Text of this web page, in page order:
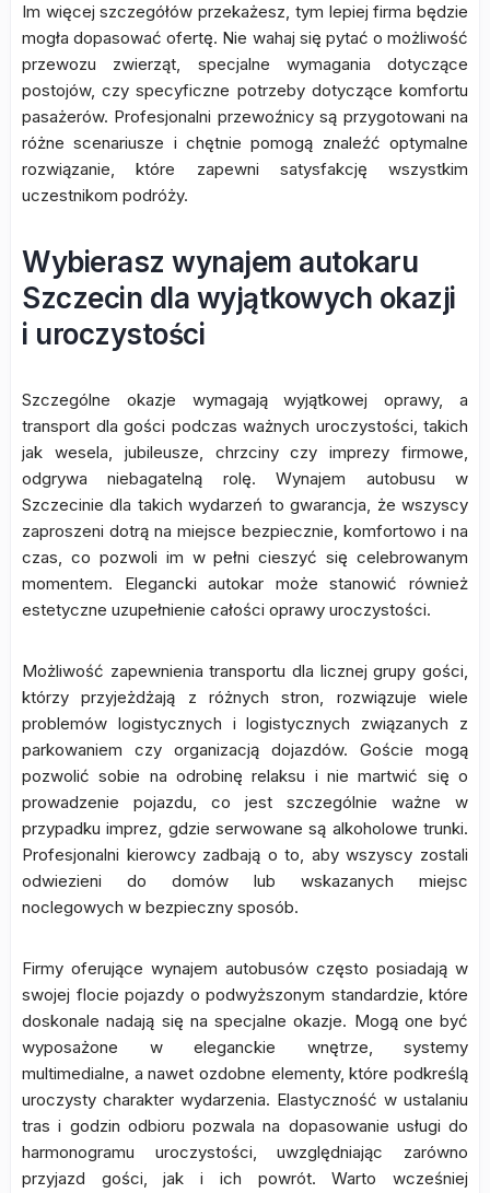
Im więcej szczegółów przekażesz, tym lepiej firma będzie
mogła dopasować ofertę. Nie wahaj się pytać o możliwość
przewozu zwierząt, specjalne wymagania dotyczące
postojów, czy specyficzne potrzeby dotyczące komfortu
pasażerów. Profesjonalni przewoźnicy są przygotowani na
różne scenariusze i chętnie pomogą znaleźć optymalne
rozwiązanie, które zapewni satysfakcję wszystkim
uczestnikom podróży.
Wybierasz wynajem autokaru
Szczecin dla wyjątkowych okazji
i uroczystości
Szczególne okazje wymagają wyjątkowej oprawy, a
transport dla gości podczas ważnych uroczystości, takich
jak wesela, jubileusze, chrzciny czy imprezy firmowe,
odgrywa niebagatelną rolę. Wynajem autobusu w
Szczecinie dla takich wydarzeń to gwarancja, że wszyscy
zaproszeni dotrą na miejsce bezpiecznie, komfortowo i na
czas, co pozwoli im w pełni cieszyć się celebrowanym
momentem. Elegancki autokar może stanowić również
estetyczne uzupełnienie całości oprawy uroczystości.
Możliwość zapewnienia transportu dla licznej grupy gości,
którzy przyjeżdżają z różnych stron, rozwiązuje wiele
problemów logistycznych i logistycznych związanych z
parkowaniem czy organizacją dojazdów. Goście mogą
pozwolić sobie na odrobinę relaksu i nie martwić się o
prowadzenie pojazdu, co jest szczególnie ważne w
przypadku imprez, gdzie serwowane są alkoholowe trunki.
Profesjonalni kierowcy zadbają o to, aby wszyscy zostali
odwiezieni do domów lub wskazanych miejsc
noclegowych w bezpieczny sposób.
Firmy oferujące wynajem autobusów często posiadają w
swojej flocie pojazdy o podwyższonym standardzie, które
doskonale nadają się na specjalne okazje. Mogą one być
wyposażone w eleganckie wnętrze, systemy
multimedialne, a nawet ozdobne elementy, które podkreślą
uroczysty charakter wydarzenia. Elastyczność w ustalaniu
tras i godzin odbioru pozwala na dopasowanie usługi do
harmonogramu uroczystości, uwzględniając zarówno
przyjazd gości, jak i ich powrót. Warto wcześniej